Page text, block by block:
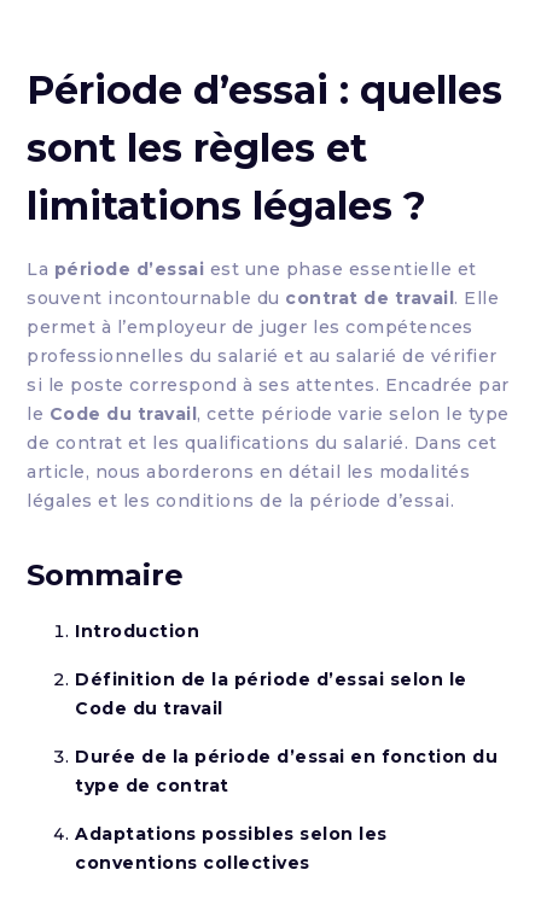
Période d’essai : quelles
sont les règles et
limitations légales ?
La période d’essai est une phase essentielle et
souvent incontournable du contrat de travail. Elle
permet à l’employeur de juger les compétences
professionnelles du salarié et au salarié de vérifier
si le poste correspond à ses attentes. Encadrée par
le Code du travail, cette période varie selon le type
de contrat et les qualifications du salarié. Dans cet
article, nous aborderons en détail les modalités
légales et les conditions de la période d’essai.
Sommaire
Introduction
Définition de la période d’essai selon le
Code du travail
Durée de la période d’essai en fonction du
type de contrat
Adaptations possibles selon les
conventions collectives